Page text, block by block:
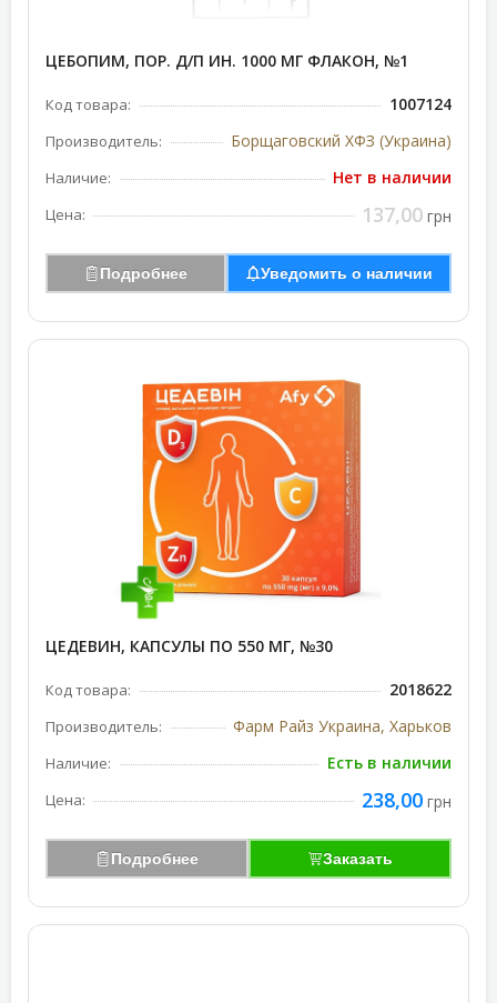
ЦЕБОПИМ, ПОР. Д/П ИН. 1000 МГ ФЛАКОН, №1
Код товара: 1007124
Производитель: Борщаговский ХФЗ (Украина)
Наличие: Нет в наличии
Цена: 137,00 грн
Подробнее Уведомить о наличии
ЦЕДЕВИН, КАПСУЛЫ ПО 550 МГ, №30
Код товара: 2018622
Производитель: Фарм Райз Украина, Харьков
Наличие: Есть в наличии
Цена: 238,00 грн
Подробнее Заказать